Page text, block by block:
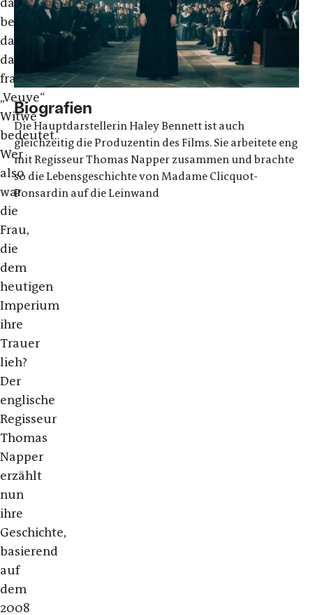
bewusst,
dass
das
französische
„Veuve“
Witwe
bedeutet.
Wer
also
war
die
Frau,
die
dem
heutigen
Imperium
ihre
Trauer
lieh?
Der
englische
Regisseur
Thomas
Napper
erzählt
nun
ihre
Geschichte,
basierend
auf
dem
2008
Biografien
Die Hauptdarstellerin Haley Bennett ist auch
gleichzeitig die Produzentin des Films. Sie arbeitete eng
mit Regisseur Thomas Napper zusammen und brachte
so die Lebensgeschichte von Madame Clicquot-
Ponsardin auf die Leinwand